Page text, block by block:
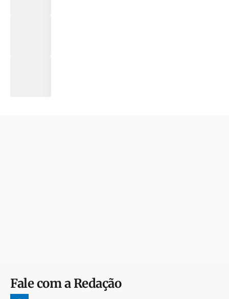
Fale com a Redação